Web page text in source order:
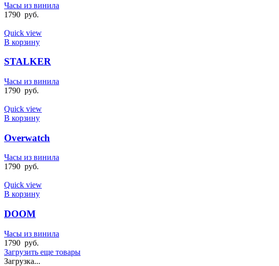
Часы из винила
1790 руб.
Quick view
В корзину
STALKER
Часы из винила
1790 руб.
Quick view
В корзину
Overwatch
Часы из винила
1790 руб.
Quick view
В корзину
DOOM
Часы из винила
1790 руб.
Загрузить еще товары
Загрузка...